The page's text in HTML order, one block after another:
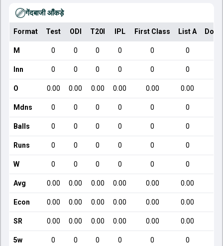
गेंदबाजी आँकड़े
Format Test ODI T20I IPL First Class List A
M 0 0 0 0 0 0
Inn 0 0 0 0 0 0
O 0.00 0.00 0.00 0.00 0.00 0.00
Mdns 0 0 0 0 0 0
Balls 0 0 0 0 0 0
Runs 0 0 0 0 0 0
W 0 0 0 0 0 0
Avg 0.00 0.00 0.00 0.00 0.00 0.00
Econ 0.00 0.00 0.00 0.00 0.00 0.00
SR 0.00 0.00 0.00 0.00 0.00 0.00
5w 0 0 0 0 0 0